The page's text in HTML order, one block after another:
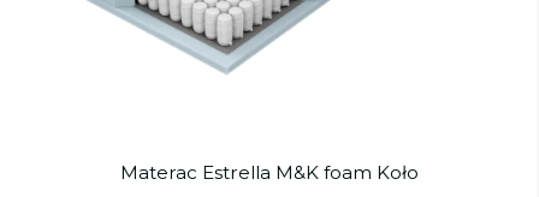
Materac Estrella M&K foam Koło